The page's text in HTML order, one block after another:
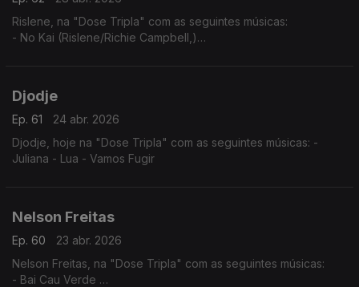
Rislene, na "Dose Tripla" com as seguintes músicas:
- No Kai (Rislene/Richie Campbell,)
Djodje
Ep. 61
24 abr. 2026
Djodje, hoje na "Dose Tripla" com as seguintes músicas: -
Juliana - Lua - Vamos Fugir
Nelson Freitas
Ep. 60
23 abr. 2026
Nelson Freitas, na "Dose Tripla" com as seguintes músicas:
- Bai Cau Verde